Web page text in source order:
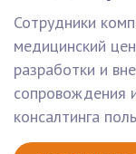
Сотрудники
медицинский
разработки и
сопровождения
консалтинга